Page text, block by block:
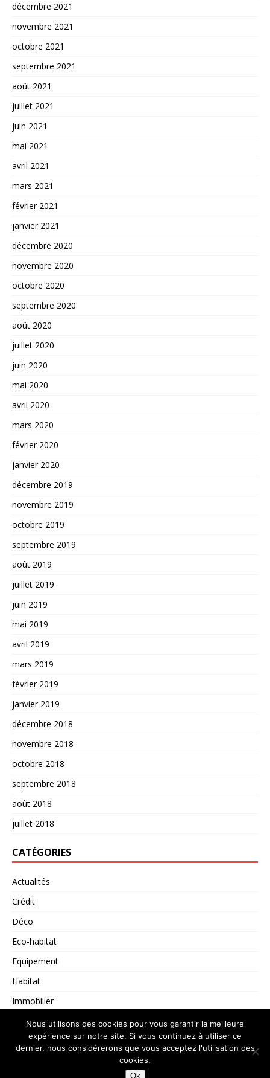
décembre 2021
novembre 2021
octobre 2021
septembre 2021
août 2021
juillet 2021
juin 2021
mai 2021
avril 2021
mars 2021
février 2021
janvier 2021
décembre 2020
novembre 2020
octobre 2020
septembre 2020
août 2020
juillet 2020
juin 2020
mai 2020
avril 2020
mars 2020
février 2020
janvier 2020
décembre 2019
novembre 2019
octobre 2019
septembre 2019
août 2019
juillet 2019
juin 2019
mai 2019
avril 2019
mars 2019
février 2019
janvier 2019
décembre 2018
novembre 2018
octobre 2018
septembre 2018
août 2018
juillet 2018
CATÉGORIES
Actualités
Crédit
Déco
Eco-habitat
Equipement
Habitat
Immobilier
Non classé
Copyright © 2026 | Thème WordPress par
Nous utilisons des cookies pour vous garantir la meilleure
expérience sur notre site. Si vous continuez à utiliser ce
dernier, nous considérerons que vous acceptez l'utilisation des
cookies.
Ok